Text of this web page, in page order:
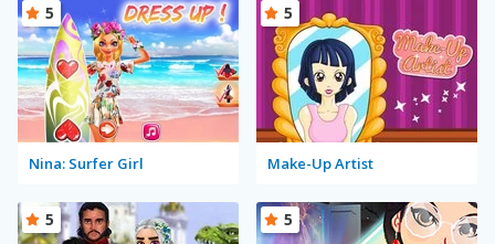
Nina: Surfer Girl
5
Make-Up Artist
5
5 5